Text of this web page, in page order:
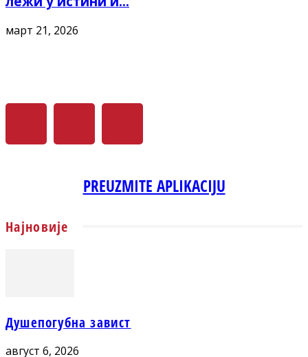
март 21, 2026
PREUZMITE APLIKACIJU
Најновије
Душепогубна завист
август 6, 2026